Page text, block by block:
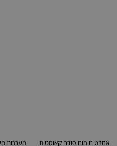
אמבט חימום סודה קאוסטית
מערכות